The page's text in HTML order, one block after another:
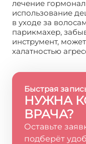
лечение
использование
в уходе за
парикмахер,
инструмент,
халатностью
Быстрая
НУЖНА
ВРАЧА?
Оставьте
подберёт